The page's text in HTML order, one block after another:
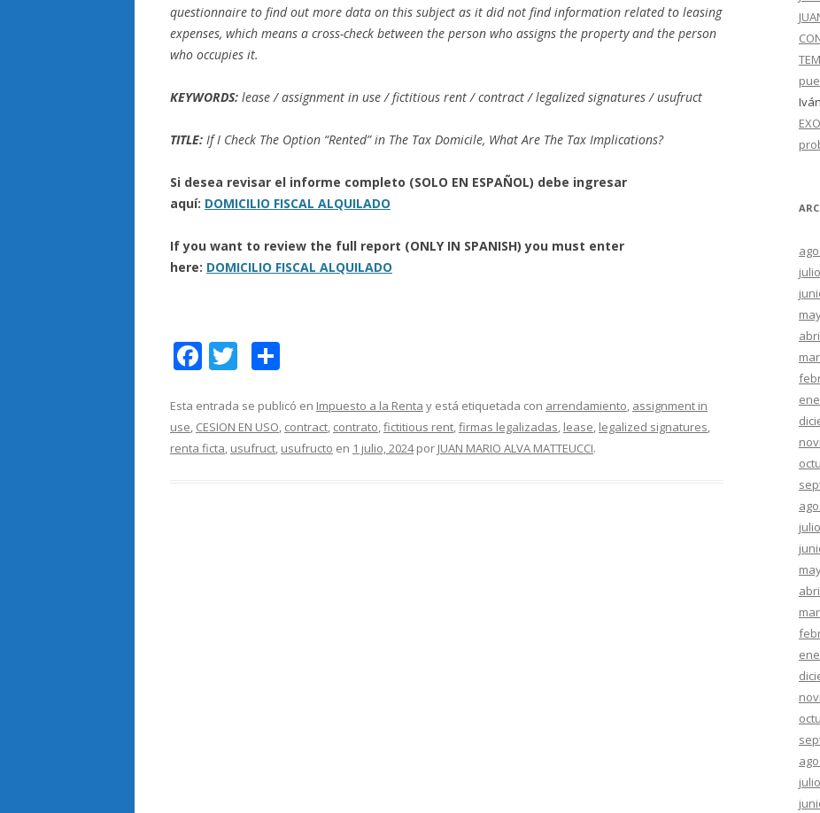
questionnaire to find out more data on this subject as it did not find information related to leasing
expenses, which means a cross-check between the person who assigns the property and the person
who occupies it.
KEYWORDS: lease / assignment in use / fictitious rent / contract / legalized signatures / usufruct
TITLE: If I Check The Option “Rented” in The Tax Domicile, What Are The Tax Implications?
Si desea revisar el informe completo (SOLO EN ESPAÑOL) debe ingresar
aquí: DOMICILIO FISCAL ALQUILADO
If you want to review the full report (ONLY IN SPANISH) you must enter
here: DOMICILIO FISCAL ALQUILADO
F
e
b
T
itt
er
m
p
Esta entrada se publicó en Impuesto a la Renta y está etiquetada con arrendamiento, assignment in
use, CESION EN USO, contract, contrato,fictitious rent,firmas legalizadas, lease, legalized signatures,
renta ficta, usufruct, usufructo en 1 julio, 2024por JUAN MARIO ALVA MATTEUCCI.
Iván